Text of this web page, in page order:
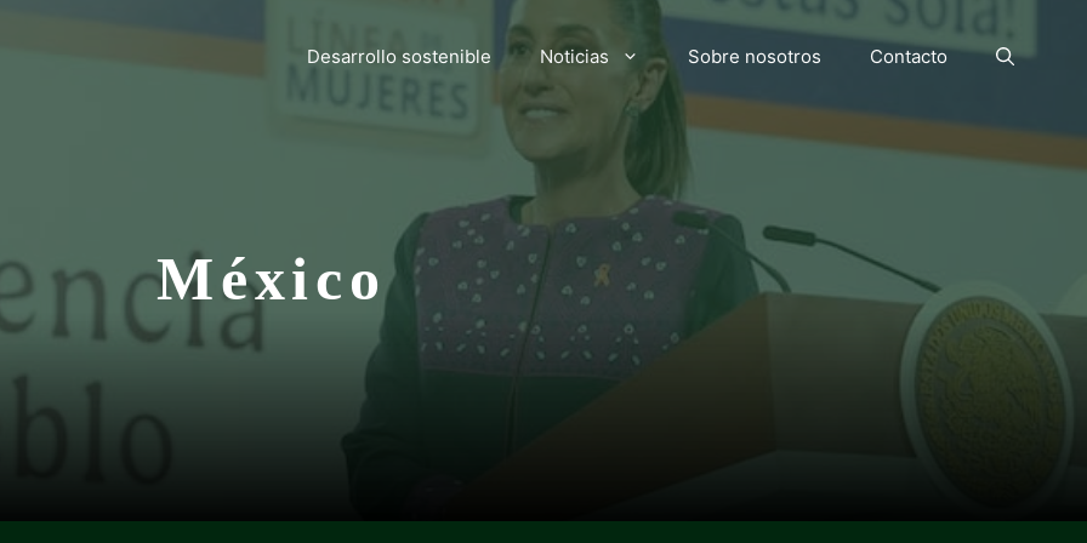
Desarrollo sostenible Noticias Sobre nosotros Contacto
México